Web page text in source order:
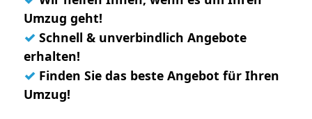
Umzug geht!
✓ Schnell & unverbindlich Angebote
erhalten!
✓ Finden Sie das beste Angebot für Ihren
Umzug!